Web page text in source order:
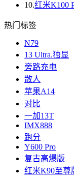
10.红米K100
热门标签
N79
13 Ultra.独显
旁路充电
散人
苹果A14
对比
一加13T
IMX888
跑分
Y600 Pro
复古高爆版
红米K90至尊